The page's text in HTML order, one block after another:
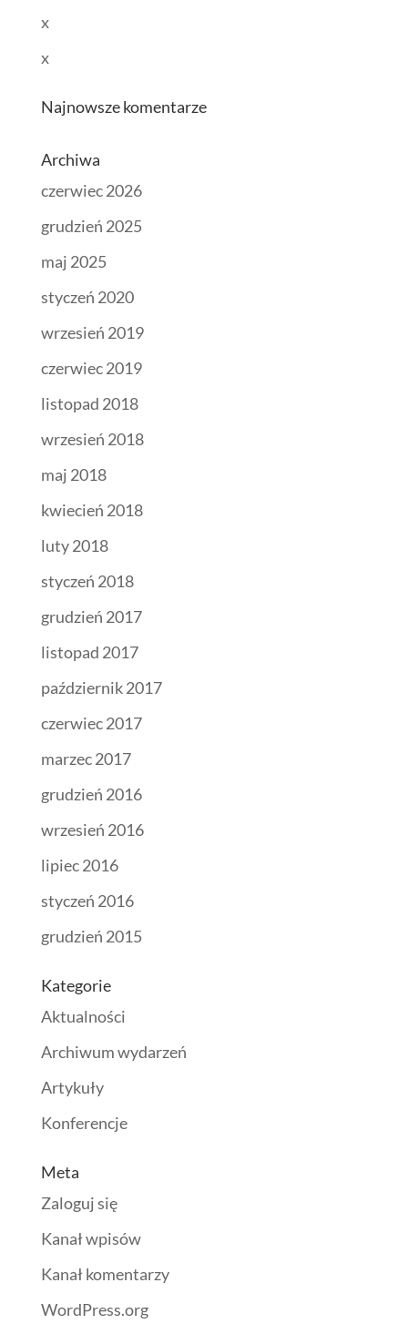
x
x
Najnowsze komentarze
Archiwa
czerwiec 2026
grudzień 2025
maj 2025
styczeń 2020
wrzesień 2019
czerwiec 2019
listopad 2018
wrzesień 2018
maj 2018
kwiecień 2018
luty 2018
styczeń 2018
grudzień 2017
listopad 2017
październik 2017
czerwiec 2017
marzec 2017
grudzień 2016
wrzesień 2016
lipiec 2016
styczeń 2016
grudzień 2015
Kategorie
Aktualności
Archiwum wydarzeń
Artykuły
Konferencje
Meta
Zaloguj się
Kanał wpisów
Kanał komentarzy
WordPress.org